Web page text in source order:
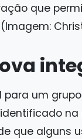
que
um
na
que alguns